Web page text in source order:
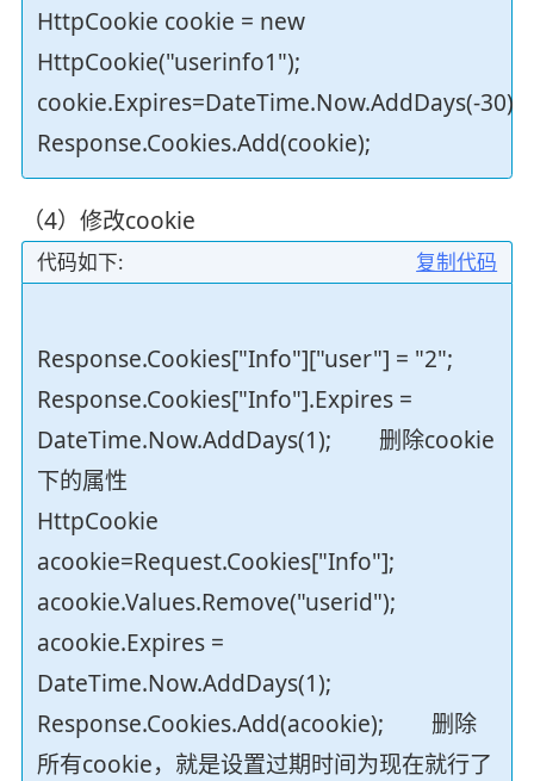
HttpCookie cookie = new
HttpCookie("userinfo1");
cookie.Expires=DateTime.Now.AddDays(-30);
Response.Cookies.Add(cookie);
（4）修改cookie
复制代码
代码如下:
Response.Cookies["Info"]["user"] = "2";
Response.Cookies["Info"].Expires =
DateTime.Now.AddDays(1); 删除cookie
下的属性
HttpCookie
acookie=Request.Cookies["Info"];
acookie.Values.Remove("userid");
acookie.Expires =
DateTime.Now.AddDays(1);
Response.Cookies.Add(acookie); 删除
所有cookie，就是设置过期时间为现在就行了